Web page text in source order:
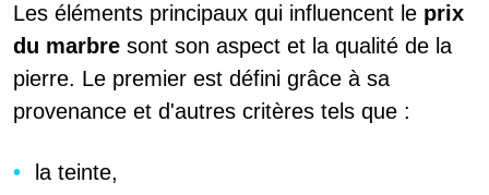
Les éléments principaux qui influencent le prix
du marbre sont son aspect et la qualité de la
pierre. Le premier est défini grâce à sa
provenance et d'autres critères tels que :
la teinte,